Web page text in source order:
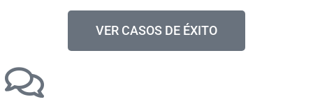
VER CASOS DE ÉXITO